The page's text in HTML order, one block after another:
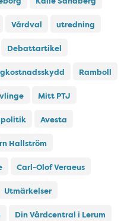
Vårdval utredning
Debattartikel
Ramboll
Mitt PTJ
Avesta
Hallström
Carl-Olof Veraeus
Utmärkelser
Din Vårdcentral i Lerum